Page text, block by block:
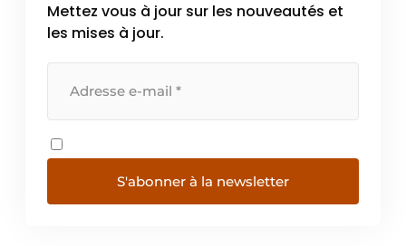
Mettez vous à jour sur les nouveautés et
les mises à jour.
S'abonner à la newsletter